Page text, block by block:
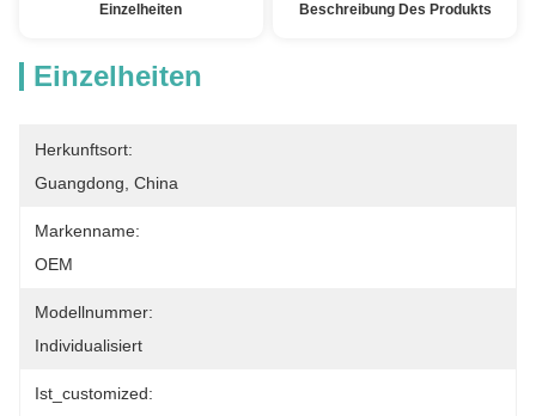
Einzelheiten Beschreibung Des Produkts
Einzelheiten
Herkunftsort:
Guangdong, China
Markenname:
OEM
Modellnummer:
Individualisiert
Ist_customized: